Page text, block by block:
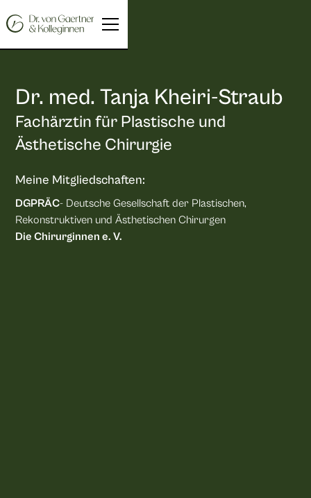
Dr. med. Tanja Kheiri-Straub
Fachärztin für Plastische und
Ästhetische Chirurgie
Meine Mitgliedschaften:
DGPRÄC- Deutsche Gesellschaft der Plastischen,
Rekonstruktiven und Ästhetischen Chirurgen
Die Chirurginnen e. V.